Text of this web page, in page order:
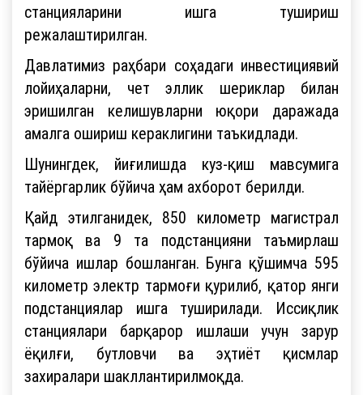
станцияларини ишга тушириш
режалаштирилган.
Давлатимиз раҳбари соҳадаги инвестициявий
лойиҳаларни, чет эллик шериклар билан
эришилган келишувларни юқори даражада
амалга ошириш кераклигини таъкидлади.
Шунингдек, йиғилишда куз-қиш мавсумига
тайёргарлик бўйича ҳам ахборот берилди.
Қайд этилганидек, 850 километр магистрал
тармоқ ва 9 та подстанцияни таъмирлаш
бўйича ишлар бошланган. Бунга қўшимча 595
километр электр тармоғи қурилиб, қатор янги
подстанциялар ишга туширилади. Иссиқлик
станциялари барқарор ишлаши учун зарур
ёқилғи, бутловчи ва эҳтиёт қисмлар
захиралари шакллантирилмоқда.